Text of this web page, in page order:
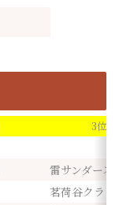
3位
雷サンダース
茗荷谷クラブ